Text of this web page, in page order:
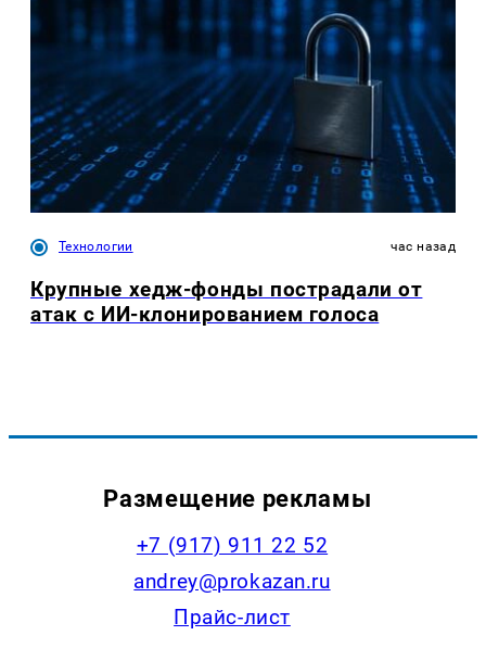
Технологии час назад
Крупные хедж-фонды пострадали от
атак с ИИ-клонированием голоса
Размещение рекламы
+7 (917) 911 22 52
andrey@prokazan.ru
Прайс-лист